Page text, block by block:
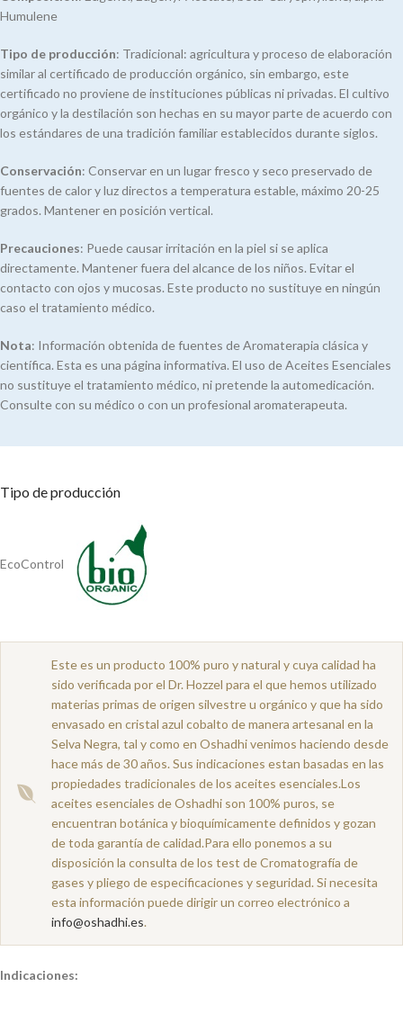
Humulene
Tipo de producción: Tradicional: agricultura y proceso de elaboración
similar al certificado de producción orgánico, sin embargo, este
certificado no proviene de instituciones públicas ni privadas. El cultivo
orgánico y la destilación son hechas en su mayor parte de acuerdo con
los estándares de una tradición familiar establecidos durante siglos.
Conservación: Conservar en un lugar fresco y seco preservado de
fuentes de calor y luz directos a temperatura estable, máximo 20-25
grados. Mantener en posición vertical.
Precauciones: Puede causar irritación en la piel si se aplica
directamente. Mantener fuera del alcance de los niños. Evitar el
contacto con ojos y mucosas. Este producto no sustituye en ningún
caso el tratamiento médico.
Nota: Información obtenida de fuentes de Aromaterapia clásica y
científica. Esta es una página informativa. El uso de Aceites Esenciales
no sustituye el tratamiento médico, ni pretende la automedicación.
Consulte con su médico o con un profesional aromaterapeuta.
Tipo de producción
EcoControl
Este es un producto 100% puro y natural y cuya calidad ha
sido verificada por el Dr. Hozzel para el que hemos utilizado
materias primas de origen silvestre u orgánico y que ha sido
envasado en cristal azul cobalto de manera artesanal en la
Selva Negra, tal y como en Oshadhi venimos haciendo desde
hace más de 30 años. Sus indicaciones estan basadas en las
propiedades tradicionales de los aceites esenciales.Los
aceites esenciales de Oshadhi son 100% puros, se
encuentran botánica y bioquímicamente definidos y gozan
de toda garantía de calidad.Para ello ponemos a su
disposición la consulta de los test de Cromatografía de
gases y pliego de especificaciones y seguridad. Si necesita
esta información puede dirigir un correo electrónico a
info@oshadhi.es.
Indicaciones: